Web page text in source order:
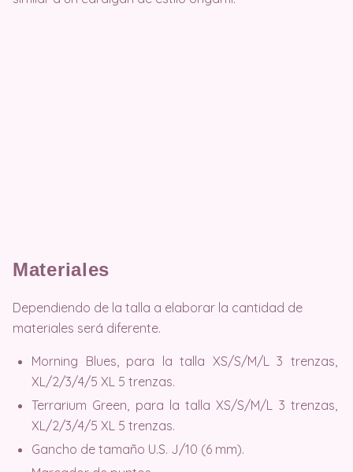
Materiales
Dependiendo de la talla a elaborar la cantidad de
materiales será diferente.
Morning Blues, para la talla XS/S/M/L 3 trenzas,
XL/2/3/4/5 XL 5 trenzas.
Terrarium Green, para la talla XS/S/M/L 3 trenzas,
XL/2/3/4/5 XL 5 trenzas.
Gancho de tamaño U.S. J/10 (6 mm).